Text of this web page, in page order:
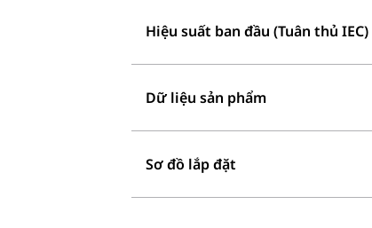
Hiệu suất ban đầu (Tuân thủ IEC)
Dữ liệu sản phẩm
Sơ đồ lắp đặt